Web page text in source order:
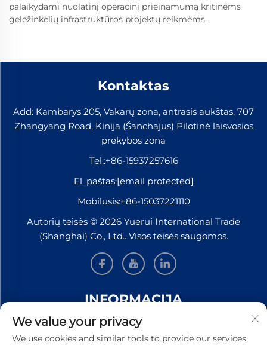
palaikydami nuolatinį operacinį prieinamumą kritinėms
geležinkelių infrastruktūros projektų reikmėms.
Kontaktas
Add: Kambarys 205, Vakarų zona, antrasis aukštas, 707
Zhangyang Road, Kinija (Šanchajus) Pilotinė laisvosios
prekybos zona
Tel.:+86-15937257616
El. paštas:[email protected]
Mobilusis:+86-15037221110
Autorių teisės © 2026 Yuerui International Trade
(Shanghai) Co., Ltd.. Visos teisės saugomos.
INFORMACIJA
Užsiregistruokite, kad gautumėte mūsų savaitinį
naujienlaiškį
We value your privacy
We use cookies and similar tools to provide our services.